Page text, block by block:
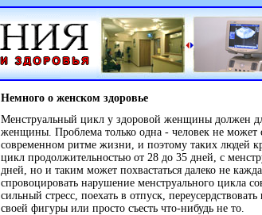
Немного о женском здоровье
Менструальный цикл у здоровой женщины должен
женщины. Проблема только одна - человек не может
современном ритме жизни, и поэтому таких людей
цикл продолжительностью от 28 до 35 дней, с
дней, но и таким может похвастаться далеко не
спровоцировать нарушение менструального цикла
сильный стресс, поехать в отпуск,
своей фигуры или просто съесть что-нибудь не то.